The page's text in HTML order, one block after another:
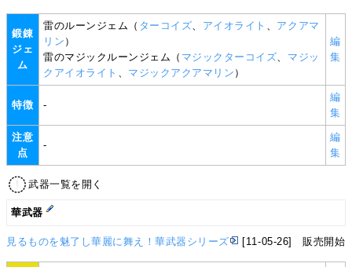
鍛錬
ジェ
ム
雷のルーンジェム（ ターコイズ アイオライト
アクアマ
リン ）
雷のマジックルーンジェム（ マジックターコイズ
マジッ
クアイオライト
マジックアクアマリン ）
編
集
特徴 -
編
集
注意
点
-
編
集
武器一覧を開く
華武器
見るものを魅了し華麗に舞え！華武器シリーズ [11-05-26] 販売開始